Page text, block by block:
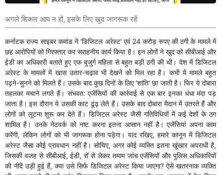
अगले शिकार आप न हों, इसके लिए खुद जागरूक रहें
कर्नाटक राज्य साइबर कमांड ने 'डिजिटल अरेस्ट' एवं 24 करोड़ रुपए की ठगी के मामले में
छह आरोपियों को गिरफ्तार कर सराहनीय कार्य किया है। इन लोगों ने खुद को सीबीआई और
ईडी का अधिकारी बताते हुए एक बुजुर्ग महिला से बहुत बड़ी ठगी की थी। देश में डिजिटल
अरेस्ट के मामलों में खास उतार-चढ़ाव भी देखने को मिल रहा है। कभी ये मामले बहुत
पढ़ने-सुनने को मिलते हैं। उसके बाद कुछ दिनों के लिए 'शांति' छा जाती है। फिर ये दोबारा
तहलका मचाने लगते हैं। संभवत: एजेंसियों की कार्रवाई से एक बार इनका धंधा मंदा पड़
जाता है। इस दौरान ये उसकी काट ढूंढ़ लेते हैं। उसके बाद दोबारा मैदान में उतरते हैं और
लोगों को लूटना शुरू कर देते हैं। डिजिटल अरेस्ट जैसी गतिविधियों में कई देशों के ठग
शामिल हैं। उनके नेटवर्क को नष्ट करना इतना आसान नहीं है। एजेंसियां अपना काम
करेंगी, लेकिन लोगों को भी जागरूक होना पड़ेगा। याद रखिए, हमारे कानून में डिजिटल
अरेस्ट जैसा कोई प्रावधान नहीं है। सोचिए, अगर कोई व्यक्ति इतना खूंखार अपराधी है,
जिसकी वजह से सीबीआई, ईडी, रॉ से लेकर तमाम जांच एजेंसियों और पुलिस अधिकारियों
की नींदें उड़ी हुई हैं, क्या उसे सिर्फ डिजिटल अरेस्ट किया जाएगा? ऐसे खतरनाक व्यक्ति